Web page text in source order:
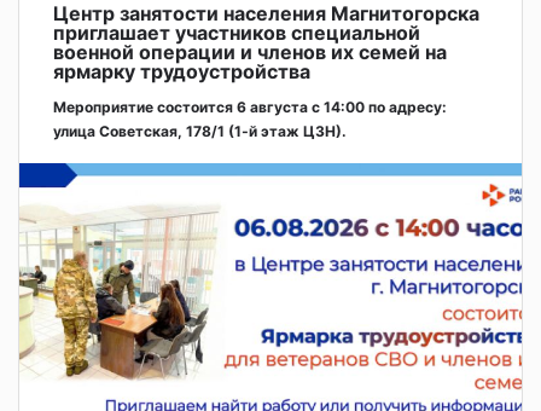
Центр занятости населения Магнитогорска
приглашает участников специальной
военной операции и членов их семей на
ярмарку трудоустройства
Мероприятие состоится 6 августа с 14:00 по адресу:
улица Советская, 178/1 (1‑й этаж ЦЗН).